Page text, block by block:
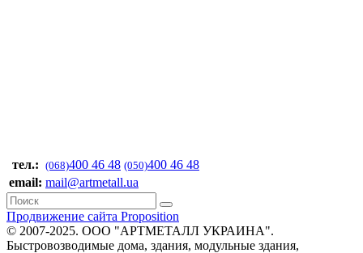
тел.: (068)400 46 48 (050)400 46 48
email: mail@artmetall.ua
Продвижение сайта Proposition
© 2007-2025. ООО "AРТМЕТАЛЛ УКРАИНА".
Быстровозводимые дома, здания, модульные здания,